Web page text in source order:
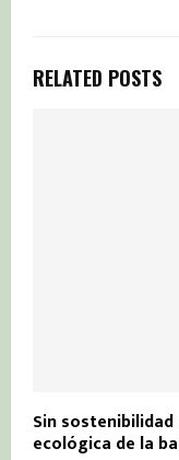
RELATED POSTS
Sin
ecológica de la